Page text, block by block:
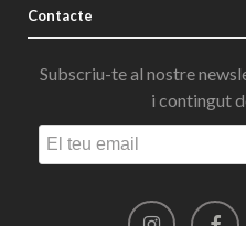
Contacte
Subscriu-te al nostre
i contingut